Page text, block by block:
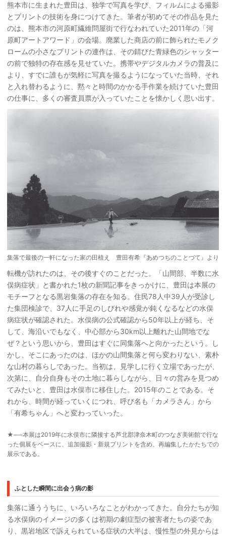
熊本市に生まれた豊田は、独学で写真を学び、フィルムによる撮影
とプリントの技術を身につけてきた。筆者が初めてその作品を見た
のは、熊本市の河原町繊維問屋街で行なわれていた2011年の「河
原町アートアワード」の会場。廃業した商店の前に飾られたモノク
ロームの小さなプリントの連作は、その錆びた青緑色のシャッター
の前で独特の存在感を見せていた。携帯やデジタルカメラの普及に
より、すでに誰もが気軽に写真を撮るようになっていた当時、それ
と入れ替わるように、黙々と時間のかかる手作業を続けていた豊田
の仕事に、多くの審査員票が入っていたことを懐かしく思い出す。
集落で最後の一軒になった家の田植え 豊田有希『あめつちのことづて』より
転機が訪れたのは、その後すぐのことだった。「山間部、半数に水
俣病症状」と書かれた1枚の新聞記事をきっかけに、豊田は本展の
モチーフとなる黒岩集落の存在を知る。住民78人中39人が受診し
た集団検診で、37人に手足のしびれや感覚が鈍くなるなどの水俣
病症状が確認された。水俣病の公式確認から50年以上が経ち、そ
して、海沿いでもなく、中心部から30km以上離れた山間地でな
ぜ？という思いから、豊田はすぐに同集落へと向かったという。し
かし、そこにあったのは、ほかの山間集落と何ら変わりない、素朴
な山村の暮らしであった。当初は、見学しに行く立場であったが、
次第に、自分自身もその土地に暮らしながら、日々の営みを見つめ
てみたいと、豊田は水俣市に移住した。2015年のことである。そ
れから、時間が経っていくにつれ、呼び名も「カメラさん」から
「有希ちゃん」へと変わっていった。
★──本展は2019年に水俣市に隣接する芦北郡津奈木町のつなぎ美術館で行な
った個展をベースに、追加撮影・新規プリントを含め、再編集したかたちでの
展示である。
ふとした瞬間に出会う病の影
集落に通ううちに、いろいろなことがわかってきた。自分たちが知
る水俣病のイメージの多くは初期の劇症型の被害者たちの姿であ
り、黒岩地区で訴えられている症状の大半は、慢性型の外見からは